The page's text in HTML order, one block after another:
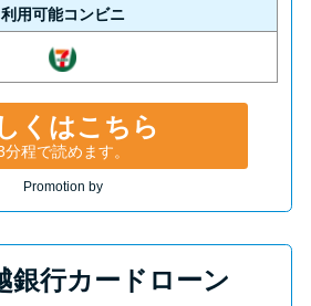
込みブラックとは?判断の目
や審査に通らない理由
ックでもお金を借りるに
？3つの判断基準と工面法
自分がブラックか確かめる
利用可能コンビニ
くはこちら
分程で読めます。
Promotion by
銀行カードローン